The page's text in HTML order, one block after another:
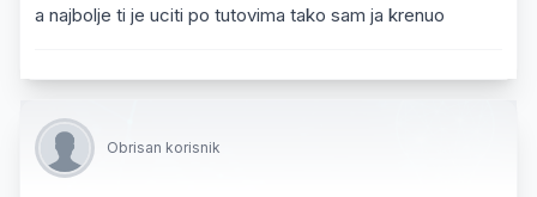
a najbolje ti je uciti po tutovima tako sam ja krenuo
Obrisan korisnik